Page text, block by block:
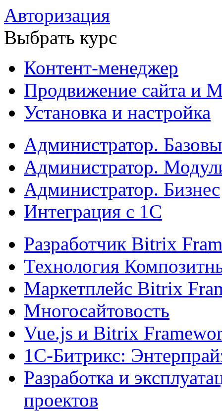
Авторизация
Выбрать курс
Контент-менеджер
Продвижение сайта и
Установка и настройка
Администратор.
Администратор.
Администратор. Бизнес
Интеграция с 1С
Разработчик Bitrix
Технология
Маркетплейс Bitrix
Многосайтовость
Vue.js и Bitrix
1С-Битрикс:
Разработка и
проектов